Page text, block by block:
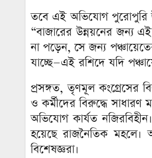
তবে এই অভিযোগ পুরোপুরি
“বাজারের উন্নয়নের জন্য
না পড়েন, সে জন্য
যাচ্ছে—এই রশিদে যদি
প্রসঙ্গত, তৃণমূল কংগ্রেসের
ও কর্মীদের বিরুদ্ধে
অভিযোগ কার্যত
হয়েছে রাজনৈতিক মহলে।
বিশেষজ্ঞরা।